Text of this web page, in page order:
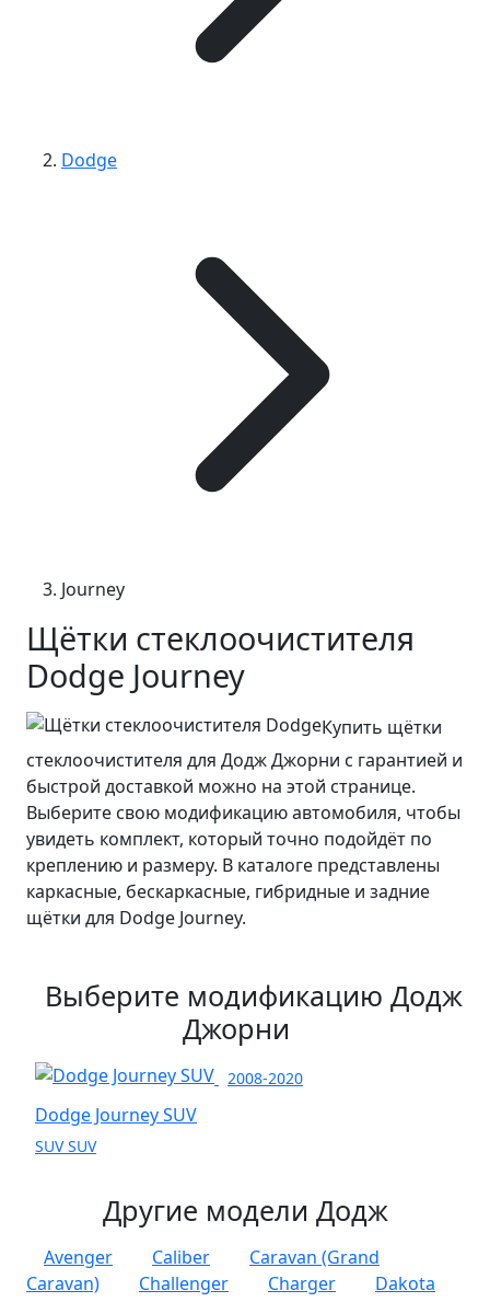
Dodge
Journey
Щётки стеклоочистителя
Dodge Journey
Купить щётки
стеклоочистителя для Додж Джорни с гарантией и
быстрой доставкой можно на этой странице.
Выберите свою модификацию автомобиля, чтобы
увидеть комплект, который точно подойдёт по
креплению и размеру. В каталоге представлены
каркасные, бескаркасные, гибридные и задние
щётки для Dodge Journey.
Выберите модификацию Додж
Джорни
2008-2020
Dodge Journey SUV
SUV SUV
Другие модели Додж
Avenger Caliber
Caravan (Grand
Caravan)
Challenger Charger
Dakota